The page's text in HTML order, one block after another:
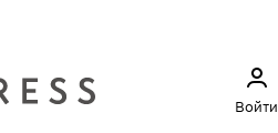
Войти